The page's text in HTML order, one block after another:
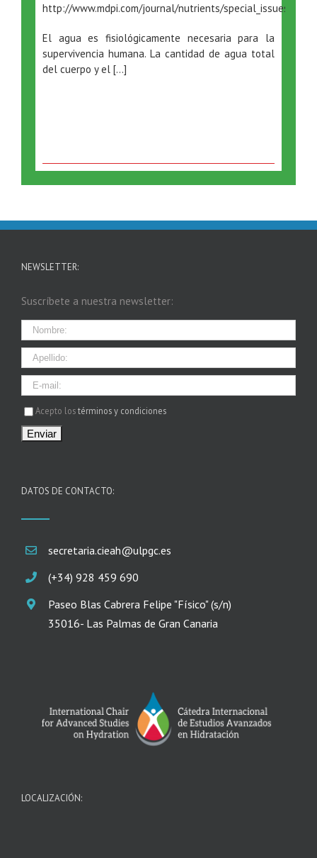
http://www.mdpi.com/journal/nutrients/special_issues/
El agua es fisiológicamente necesaria para la
supervivencia humana. La cantidad de agua total
del cuerpo y el […]
NEWSLETTER:
Suscríbete a nuestra newsletter:
Acepto lostérminos y condiciones
DATOS DE CONTACTO:
secretaria.cieah@ulpgc.es
(+34) 928 459 690
Paseo Blas Cabrera Felipe "Físico" (s/n)
35016- Las Palmas de Gran Canaria
LOCALIZACIÓN: